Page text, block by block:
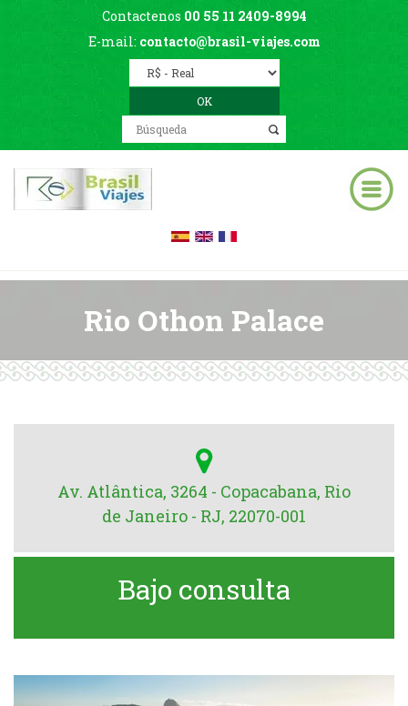
Contactenos 00 55 11 2409-8994
E-mail: contacto@brasil-viajes.com
Rio Othon Palace
Av. Atlântica, 3264 - Copacabana, Rio
de Janeiro - RJ, 22070-001
Bajo consulta